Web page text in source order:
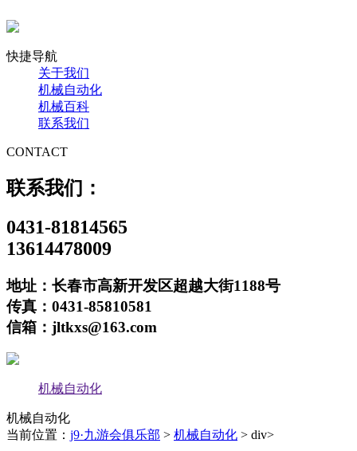
快捷导航
关于我们
机械自动化
机械百科
联系我们
CONTACT
联系我们：
0431-81814565
13614478009
地址：长春市高新开发区超越大街1188号
传真：0431-85810581
信箱：jltkxs@163.com
机械自动化
机械自动化
当前位置： j9·九游会俱乐部 > 机械自动化 > div>